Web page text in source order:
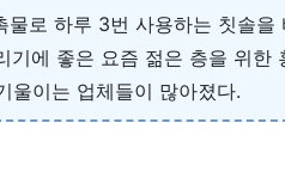
로 하루 3번 사용하는 칫솔
에 좋은 요즘 젊은 층을 위한
울이는 업체들이 많아졌다.